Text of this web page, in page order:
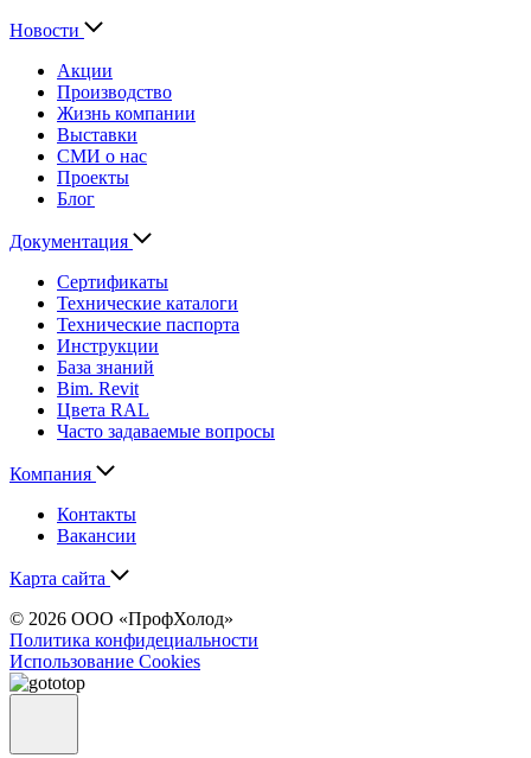
Новости
Акции
Производство
Жизнь компании
Выставки
СМИ о нас
Проекты
Блог
Документация
Сертификаты
Технические каталоги
Технические паспорта
Инструкции
База знаний
Bim. Revit
Цвета RAL
Часто задаваемые вопросы
Компания
Контакты
Вакансии
Карта сайта
© 2026 ООО «ПрофХолод»
Политика конфидециальности
Использование Cookies